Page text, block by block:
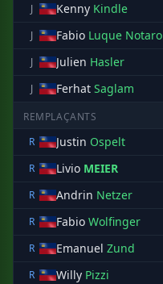
J
Kenny Kindle
J
Fabio Luque Notaro
J
Julien Hasler
J
Ferhat Saglam
REMPLAÇANTS
R
Justin Ospelt
R
Livio MEIER
R
Andrin Netzer
R
Fabio Wolfinger
R
Emanuel Zund
R
Willy Pizzi